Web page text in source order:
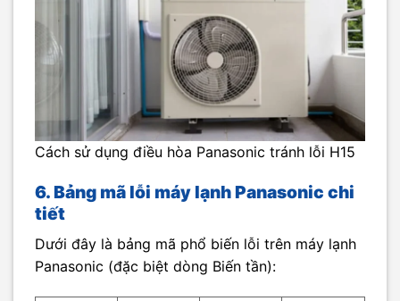
Cách sử dụng điều hòa Panasonic tránh lỗi H15
6. Bảng mã lỗi máy lạnh Panasonic chi
tiết
Dưới đây là bảng mã phổ biến lỗi trên máy lạnh
Panasonic (đặc biệt dòng Biến tần):